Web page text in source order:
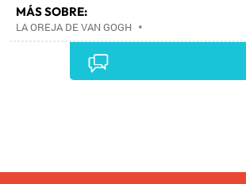
MÁS SOBRE:
LA OREJA DE VAN GOGH •